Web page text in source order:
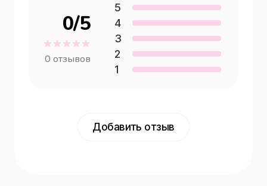
0/5
0 отзывов
5
4
3
2
1
Добавить отзыв